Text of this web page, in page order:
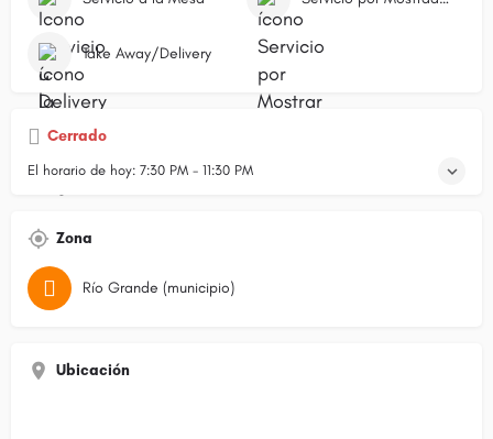
Take Away/Delivery
Cerrado
El horario de hoy: 7:30 PM - 11:30 PM
Zona
Río Grande (municipio)
Ubicación